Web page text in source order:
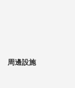
周邊設施